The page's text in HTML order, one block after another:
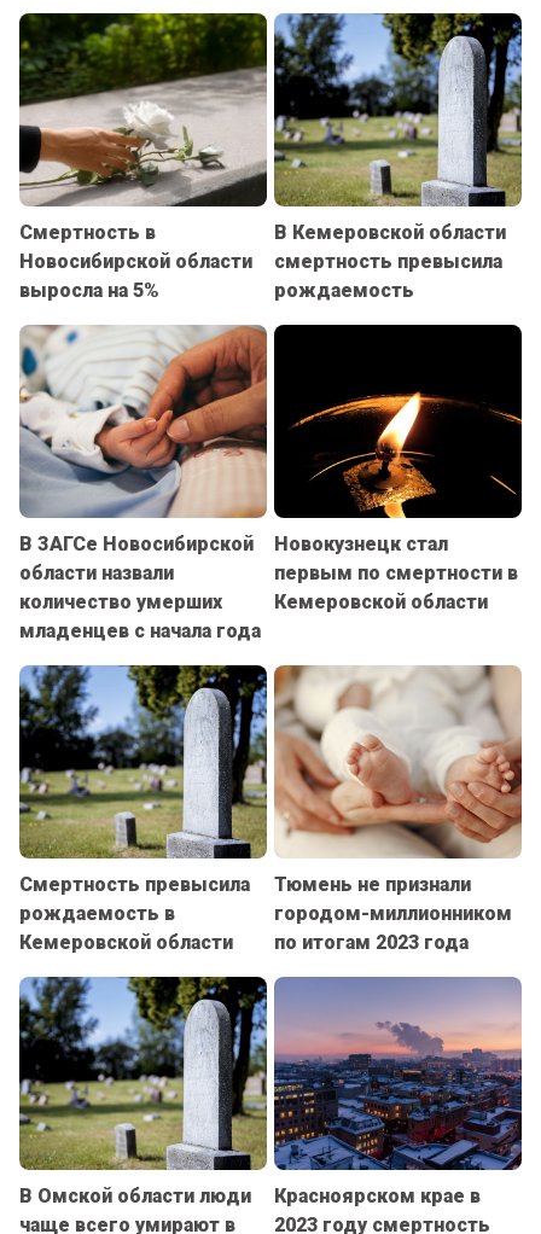
Смертность в
Новосибирской области
выросла на 5%
В Кемеровской области
смертность превысила
рождаемость
В ЗАГСе Новосибирской
области назвали
количество умерших
младенцев с начала года
Новокузнецк стал
первым по смертности в
Кемеровской области
Смертность превысила
рождаемость в
Кемеровской области
Тюмень не признали
городом-миллионником
по итогам 2023 года
В Омской области люди
чаще всего умирают в
Красноярском крае в
2023 году смертность